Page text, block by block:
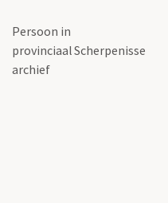
Persoon in
provinciaal
archief
Scherpenisse